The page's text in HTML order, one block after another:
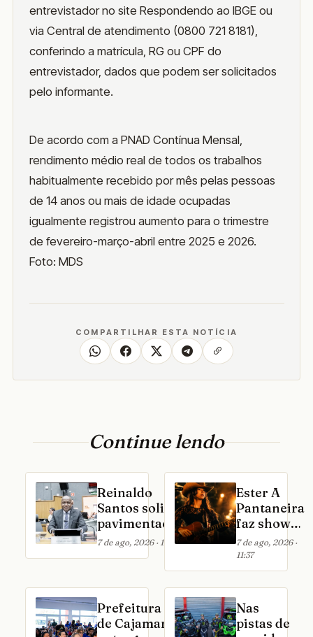
entrevistador no site Respondendo ao IBGE ou
via Central de atendimento (0800 721 8181),
conferindo a matrícula, RG ou CPF do
entrevistador, dados que podem ser solicitados
pelo informante.
De acordo com a PNAD Contínua Mensal,
rendimento médio real de todos os trabalhos
habitualmente recebido por mês pelas pessoas
de 14 anos ou mais de idade ocupadas
igualmente registrou aumento para o trimestre
de fevereiro-março-abril entre 2025 e 2026.
Foto: MDS
COMPARTILHAR ESTA NOTÍCIA
Continue lendo
Reinaldo
Santos solicita
pavimentação
do
estacionamento
do Complexo de
Saúde de
Cajamar
7 de ago, 2026 · 11:52
Ester A
Pantaneira
faz show
no Villa
Country
em São
Paulo
7 de ago, 2026 ·
11:37
Prefeitura
de Cajamar
Nas
pistas de